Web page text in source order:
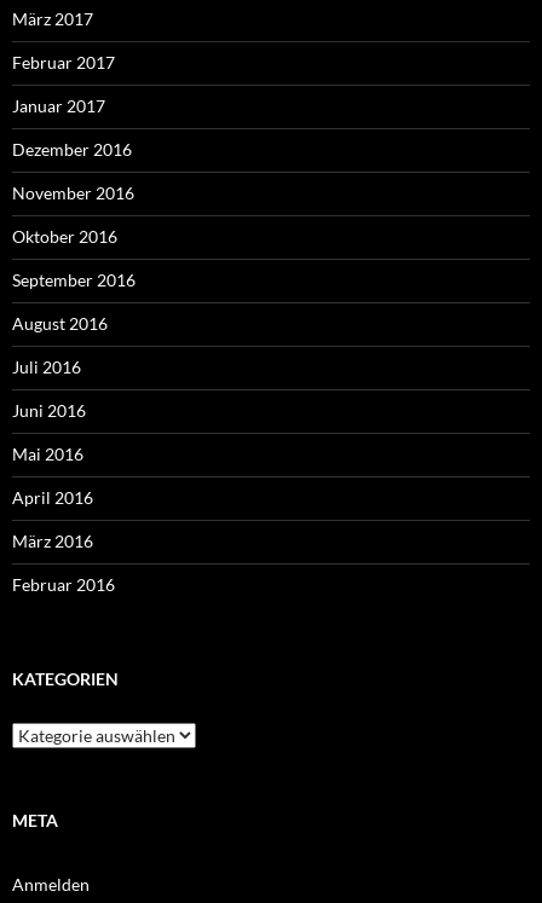
März 2017
Februar 2017
Januar 2017
Dezember 2016
November 2016
Oktober 2016
September 2016
August 2016
Juli 2016
Juni 2016
Mai 2016
April 2016
März 2016
Februar 2016
KATEGORIEN
Kategorien
META
Anmelden